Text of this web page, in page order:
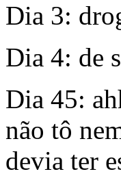
Dia 3:
Dia 4: de
Dia 45:
não tô
devia ter